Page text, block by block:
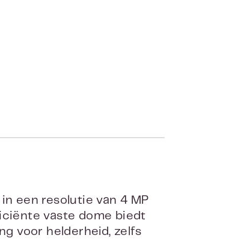
een resolutie van 4 MP
vaste dome biedt
voor helderheid, zelfs